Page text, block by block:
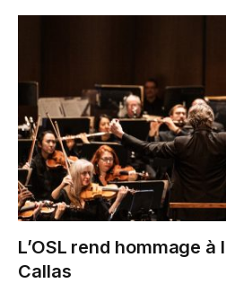
L’OSL rend hommage
Callas